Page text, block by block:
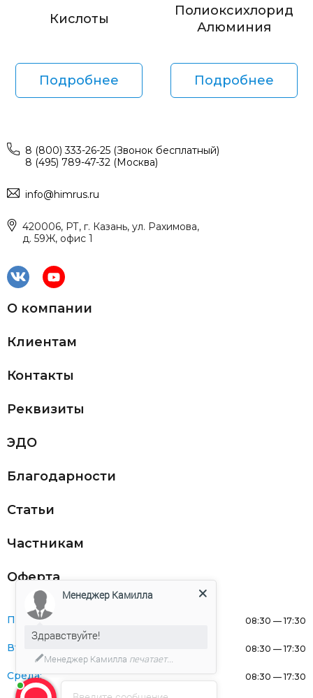
Кислоты
Подробнее
Полиоксихлорид
Алюминия
Подробнее
8 (800) 333-26-25 (Звонок бесплатный)
8 (495) 789-47-32 (Москва)
info@himrus.ru
420006, РТ, г. Казань, ул. Рахимова,
д. 59Ж, офис 1
О компании
Клиентам
Контакты
Реквизиты
ЭДО
Благодарности
Статьи
Частникам
Оферта
Понедельник: 08:30 — 17:30
Вторник: 08:30 — 17:30
Среда: 08:30 — 17:30
Менеджер Камилла
Здравствуйте!
Менеджер Камилла печатает...